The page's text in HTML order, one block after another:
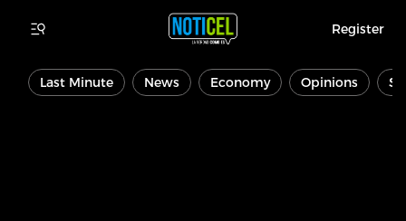
Register
Last Minute News Economy Opinions